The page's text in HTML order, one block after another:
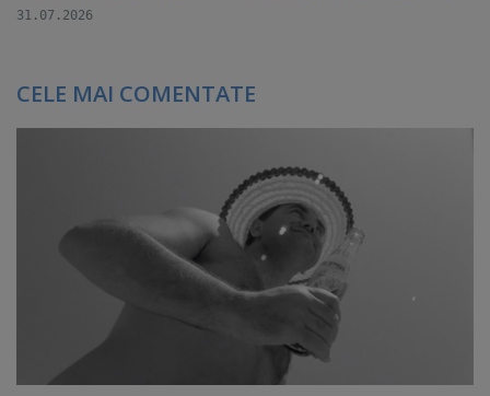
31.07.2026
CELE MAI COMENTATE